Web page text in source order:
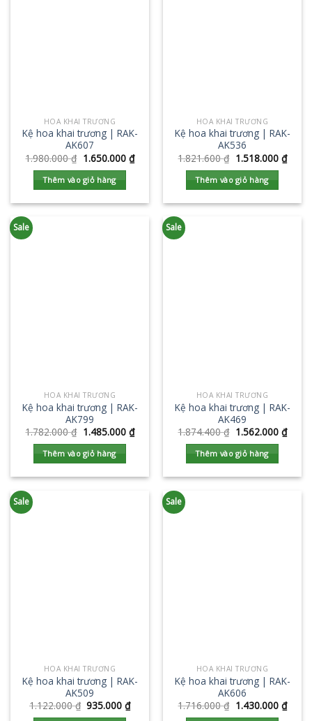
HOA KHAI TRƯƠNG
Kệ hoa khai trương | RAK-
AK607
1.980.000₫ 1.650.000 ₫
Thêm vào giỏ hàng
HOA KHAI TRƯƠNG
Kệ hoa khai trương | RAK-
AK536
1.821.600₫ 1.518.000 ₫
Thêm vào giỏ hàng
Sale
HOA KHAI TRƯƠNG
Kệ hoa khai trương | RAK-
AK799
1.782.000₫ 1.485.000 ₫
Thêm vào giỏ hàng
Sale
HOA KHAI TRƯƠNG
Kệ hoa khai trương | RAK-
AK469
1.874.400₫ 1.562.000 ₫
Thêm vào giỏ hàng
Sale
HOA KHAI TRƯƠNG
Kệ hoa khai trương | RAK-
AK509
1.122.000₫ 935.000₫
Sale
HOA KHAI TRƯƠNG
Kệ hoa khai trương | RAK-
AK606
1.716.000₫ 1.430.000 ₫